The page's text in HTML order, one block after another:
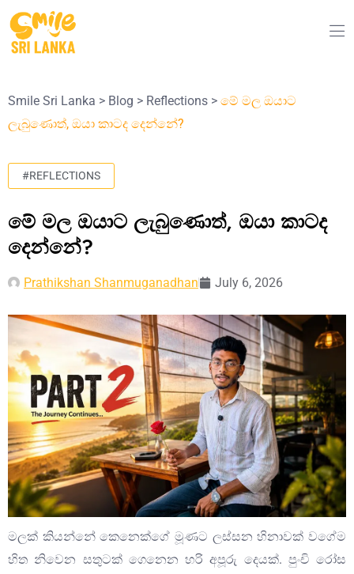
Smile Sri Lanka > Blog > Reflections > මේ මල ඔයාට
ලැබුණොත්, ඔයා කාටද දෙන්නේ?
#REFLECTIONS
මේ මල ඔයාට ලැබුණොත්, ඔයා කාටද
දෙන්නේ?
Prathikshan Shanmuganadhan July 6, 2026
මලක් කියන්නේ කෙනෙක්ගේ මූණට ලස්සන හිනාවක් වගේම
හිත නිවෙන සතුටක් ගෙනෙන හරි අපූරු දෙයක්. පුංචි රෝස